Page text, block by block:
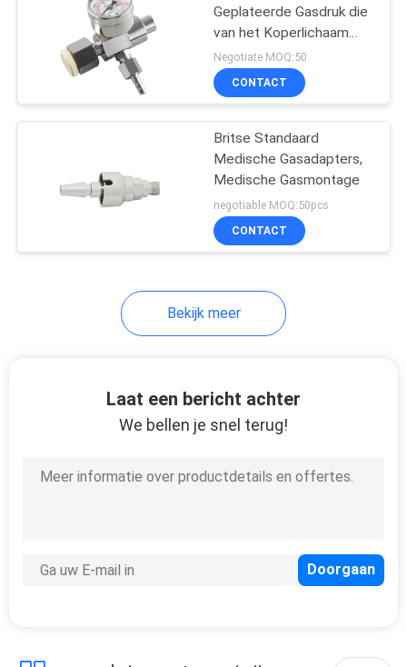
Medische
Debietmeters
Luchtbevochtigerfles
Zuigingsregelgevers
Geplateerde Gasdruk die
van het Koperlichaam
Klep verminderen
Negotiate MOQ:50
CONTACT
Britse Standaard
Medische Gasadapters,
Medische Gasmontage
negotiable MOQ:50pcs
CONTACT
Bekijk meer
Laat een bericht achter
We bellen je snel terug!